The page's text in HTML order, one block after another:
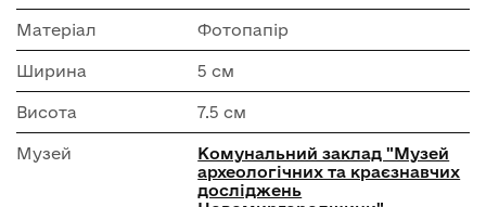
Матеріал Фотопапір
Ширина 5 см
Висота 7.5 см
Музей
Комунальний заклад "Музей
археологічних та краєзнавчих
досліджень